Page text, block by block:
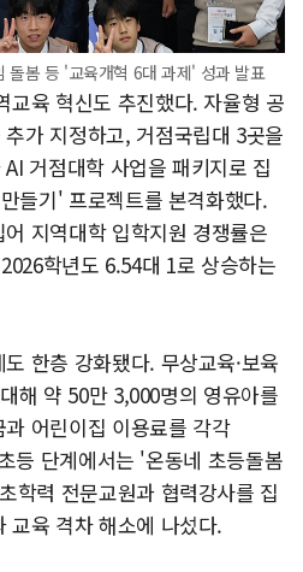
돌봄 등 '교육개혁 6대 과제' 성과 발표
교육 혁신도 추진했다. 자율형 공
가 지정하고, 거점국립대 3곳을
거점대학 사업을 패키지로 집
들기' 프로젝트를 본격화했다.
지역대학 입학지원 경쟁률은
학년도 6.54대 1로 상승하는
한층 강화됐다. 무상교육·보육
해 약 50만 3,000명의 영유아를
어린이집 이용료를 각각
등 단계에서는 '온동네 초등돌봄
학력 전문교원과 협력강사를 집
교육 격차 해소에 나섰다.